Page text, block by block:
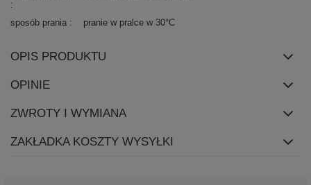
sposób prania pranie w pralce w 30°C
OPIS PRODUKTU
OPINIE
ZWROTY I WYMIANA
ZAKŁADKA KOSZTY WYSYŁKI